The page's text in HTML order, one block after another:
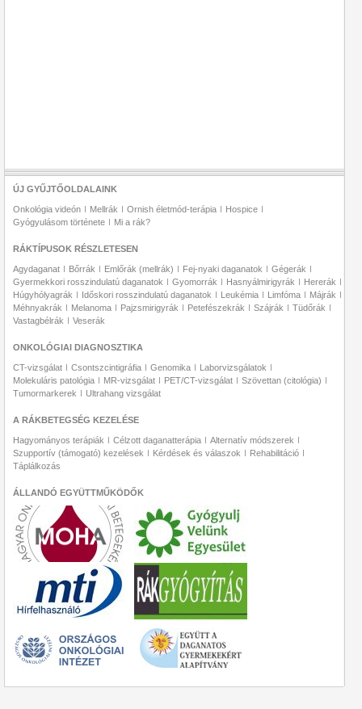
ÚJ GYŰJTŐOLDALAINK
Onkológia videón Mellrák Ornish életmód-terápia
Hospice
Gyógyulásom története
Mi a rák?
RÁKTÍPUSOK RÉSZLETESEN
Agydaganat Bőrrák Emlőrák (mellrák) Fej-nyaki daganatok
Gégerák
Gyermekkori rosszindulatú daganatok
Gyomorrák Hasnyálmirigyrák
Hererák
Húgyhólyagrák
Időskori rosszindulatú daganatok Leukémia Limfóma
Májrák
Méhnyakrák
Melanoma Pajzsmirigyrák Petefészekrák Szájrák
Tüdőrák
Vastagbélrák
Veserák
ONKOLÓGIAI DIAGNOSZTIKA
CT-vizsgálat Csontszcintigráfia Genomika
Laborvizsgálatok
Molekuláris patológia
MR-vizsgálat PET/CT-vizsgálat
Szövettan (citológia)
Tumormarkerek
Ultrahang vizsgálat
A RÁKBETEGSÉG KEZELÉSE
Hagyományos terápiák Célzott daganatterápia
Alternatív módszerek
Szupportív (támogató) kezelések
Kérdések és válaszok
Rehabilitáció
Táplálkozás
ÁLLANDÓ EGYÜTTMŰKÖDŐK